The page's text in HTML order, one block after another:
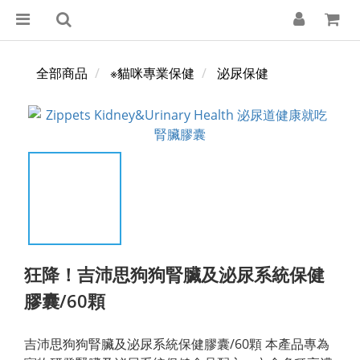
全部商品 ※貓咪專業保健 泌尿保健
狂降！吉沛思狗狗腎臟及泌尿系統保健
膠囊/60顆
吉沛思狗狗腎臟及泌尿系統保健膠囊/60顆 本產品專為